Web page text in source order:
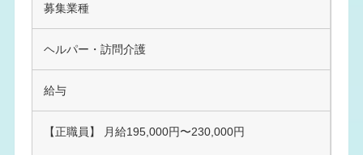
募集業種
ヘルパー・訪問介護
給与
【正職員】 月給195,000円〜230,000円